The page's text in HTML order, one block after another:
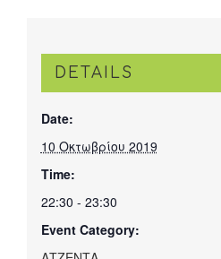
DETAILS
Date:
10 Οκτωβρίου 2019
Time:
22:30 - 23:30
Event Category: